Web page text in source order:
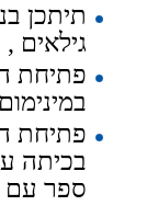
תיתכן
גילאים
פתיחת
במינימום 28 נרשמים.
פתיחת
ספר עם